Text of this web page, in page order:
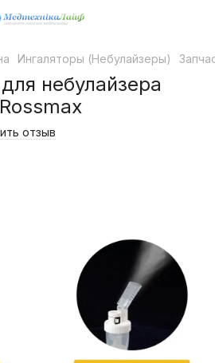
Ингаляторы (Небулайзеры)
небулайзера
отзыв